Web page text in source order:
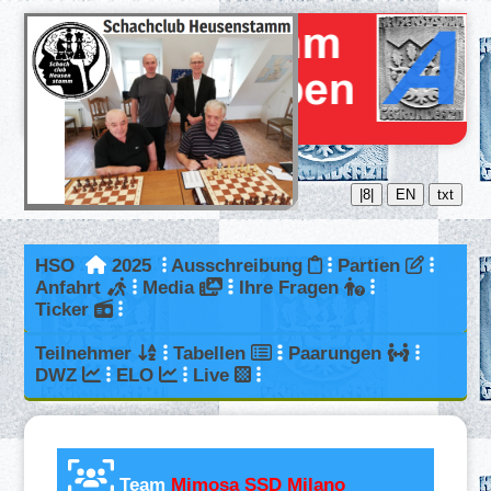
|8| EN txt
HSO 2025 Ausschreibung
Partien
Anfahrt
Media
Ihre Fragen
Ticker
Teilnehmer Tabellen
Paarungen
DWZ
ELO Live
Team Mimosa SSD Milano